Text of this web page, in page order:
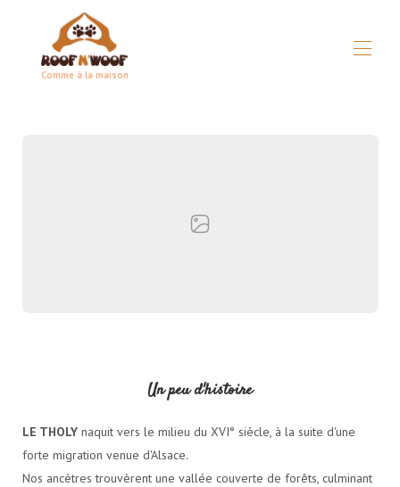
Comme à la maison
Условия
В экстренном случае
Un peu d'histoire
LE THOLYnaquit vers le milieu du XVI° siècle, à la suite d'une
forte migration venue d'Alsace.
Nos ancètres trouvèrent une vallée couverte de forêts, culminant